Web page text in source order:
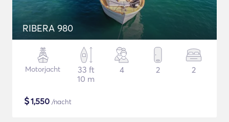
RIBERA 980
Motorjacht
33 ft
10 m
4 2 2
$1,550 /nacht